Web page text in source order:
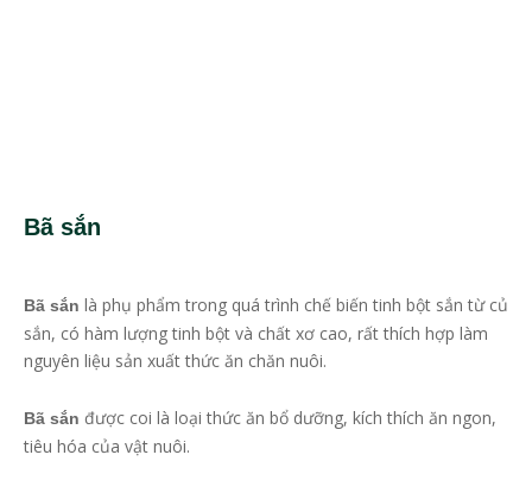
Bã sắn
Bã sắn là phụ phẩm trong quá trình chế biến tinh bột sắn từ củ
sắn, có hàm lượng tinh bột và chất xơ cao, rất thích hợp làm
nguyên liệu sản xuất thức ăn chăn nuôi.
Bã sắn được coi là loại thức ăn bổ dưỡng, kích thích ăn ngon,
tiêu hóa của vật nuôi.